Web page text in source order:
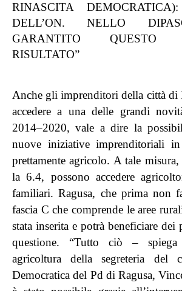
RINASCITA DEMOCRATICA):
DELL’ON. NELLO
GARANTITO QUESTO
RISULTATO”
Anche gli imprenditori della città di
accedere a una delle grandi
2014–2020, vale a dire la
nuove iniziative imprenditoriali
prettamente agricolo. A tale
la 6.4, possono accedere
familiari. Ragusa, che prima non
fascia C che comprende le aree
stata inserita e potrà beneficiare
questione. “Tutto ciò – spiega
agricoltura della segreteria del
Democratica del Pd di Ragusa,